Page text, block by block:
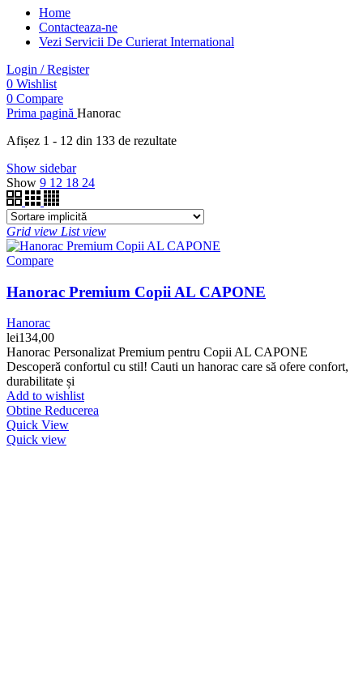
Home
Contacteaza-ne
Vezi Servicii De Curierat International
Login / Register
0 Wishlist
0 Compare
Prima pagină Hanorac
Afișez 1 - 12 din 133 de rezultate
Show sidebar
Show 9 12 18 24
Grid view List view
Compare
Hanorac Premium Copii AL CAPONE
Hanorac
lei134,00
Hanorac Personalizat Premium pentru Copii AL CAPONE
Descoperă confortul cu stil! Cauti un hanorac care să ofere confort,
durabilitate și
Add to wishlist
Obtine Reducerea
Quick View
Quick view